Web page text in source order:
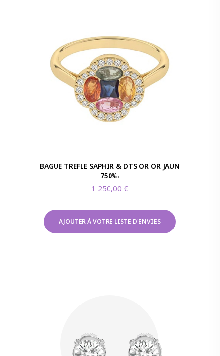
BAGUE TREFLE SAPHIR & DTS OR OR JAUN
750‰
1 250,00 €
AJOUTER À VOTRE LISTE D'ENVIES